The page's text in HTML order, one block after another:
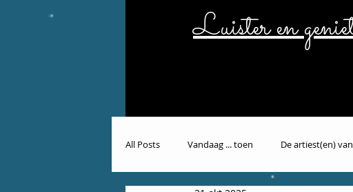
Luister en
All Posts Vandaag ... toen De artiest(en)